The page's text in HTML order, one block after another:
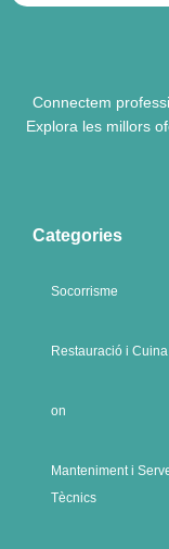
Connectem
Explora les millors
Categories
Socorrisme
Restauració i Cuina
on
Manteniment i
Tècnics